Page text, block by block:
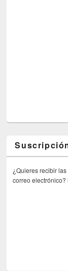
¿Quieres recibir
correo